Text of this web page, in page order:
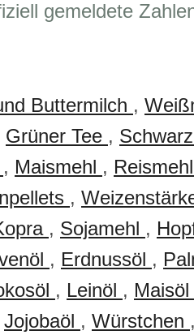
gemeldete
Buttermilch ,
Grüner Tee ,
, Maismehl , Reismehl
,
, Sojamehl ,
, Erdnussöl ,
, Leinöl , Maisöl
Jojobaöl , Würstchen ,